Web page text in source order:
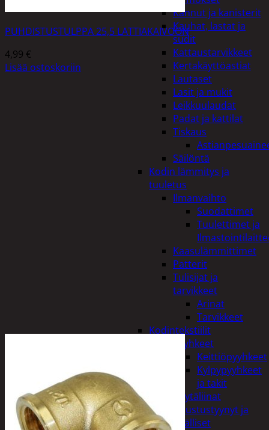
Kannut ja kanisterit
Kauhat, lastat ja
sudit
Kattaustarvikkeet
Kertakäyttöastiat
Lautaset
Lasit ja mukit
Leikkuulaudat
Padat ja kattilat
Tiskaus
Säilöntä
Kodin lämmitys ja
tuuletus
Ilmanvaihto
Suodattimet
Tuulettimet ja
Kaasulämmittimet
Patterit
Tulisijat ja
tarvikkeet
Arinat
Tarvikkeet
Kodintekstiilit
Pyyhkeet
Keittiöpyyhkeet
Kylpypyyhkeet
ja takit
Pöytäliinat
Sisustustyynyt ja
päälliset
PUHDISTUSTULPPA 25,5 LATTIAKAIVOON
4,99 €
Lisää ostoskoriin